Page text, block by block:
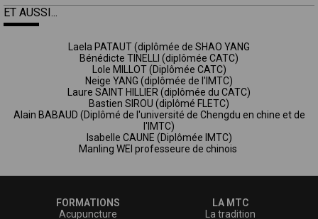
ET AUSSI...
Laela PATAUT (diplômée de SHAO YANG
Bénédicte TINELLI (diplômée CATC)
Lole MILLOT (Diplômée CATC)
Neige YANG (diplômée de l'IMTC)
Laure SAINT HILLIER (diplômée du CATC)
Bastien SIROU (diplômé FLETC)
Alain BABAUD (Diplômé de l'université de Chengdu en chine et de
l'IMTC)
Isabelle CAUNE (Diplômée IMTC)
Manling WEI professeure de chinois
FORMATIONS
Acupuncture
LA MTC
La tradition